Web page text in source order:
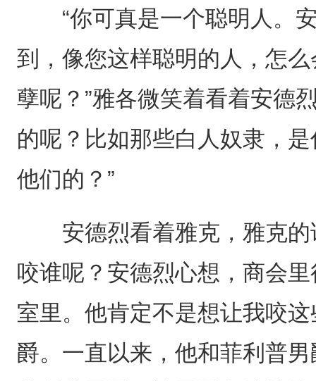
“你可真是一个聪明人。安
到，像您这样聪明的人，怎
孽呢？”雅各微笑着看着安德
的呢？比如那些白人奴隶，
他们的？”
安德烈看着雅克，雅克的
咬谁呢？安德烈心想，商会
室里。他肯定不是想让我咬
爵。一直以来，他和菲利普